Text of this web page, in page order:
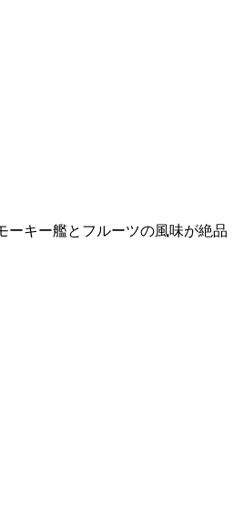
ーキー艦とフルーツの風味が絶品